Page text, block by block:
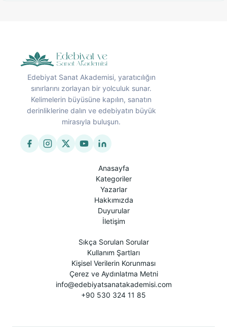
Edebiyat Sanat Akademisi, yaratıcılığın
sınırlarını zorlayan bir yolculuk sunar.
Kelimelerin büyüsüne kapılın, sanatın
derinliklerine dalın ve edebiyatın büyük
mirasıyla buluşun.
Anasayfa
Kategoriler
Yazarlar
Hakkımızda
Duyurular
İletişim
Sıkça Sorulan Sorular
Kullanım Şartları
Kişisel Verilerin Korunması
Çerez ve Aydınlatma Metni
info@edebiyatsanatakademisi.com
+90 530 324 11 85